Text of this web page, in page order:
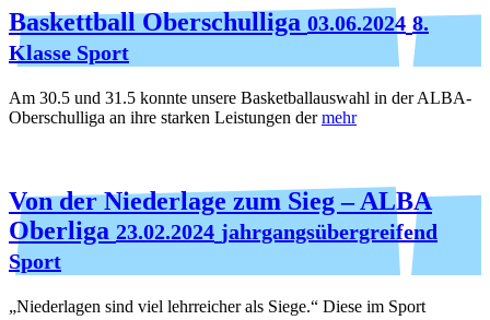
Baskettball Oberschulliga 03.06.2024 8.
Klasse Sport
Am 30.5 und 31.5 konnte unsere Basketballauswahl in der ALBA-
Oberschulliga an ihre starken Leistungen dermehr
Von der Niederlage zum Sieg – ALBA
Oberliga 23.02.2024 jahrgangsübergreifend
Sport
„Niederlagen sind viel lehrreicher als Siege.“ Diese im Sport